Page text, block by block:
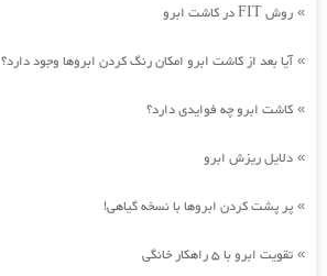
» روش FIT در کاشت ابرو
»آیا بعد از کاشت ابرو امکان رنگ کردن ابروها وجود دارد؟
» کاشت ابرو چه فوایدی دارد؟
» دلایل ریزش ابرو
» پر پشت کردن ابروها با نسخه گیاهی!
» تقویت ابرو با 5 راهکار خانگی